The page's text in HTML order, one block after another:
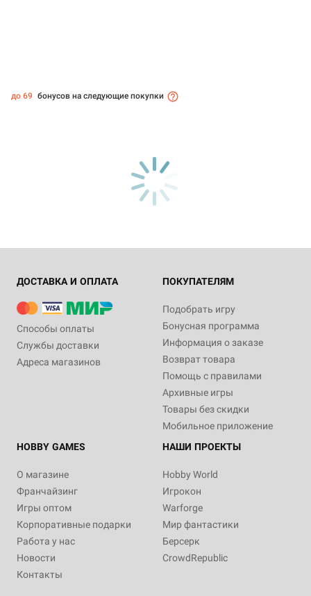
до 69 бонусов на следующие покупки
ДОСТАВКА И ОПЛАТА
Способы оплаты
Службы доставки
Адреса магазинов
ПОКУПАТЕЛЯМ
Подобрать игру
Бонусная программа
Информация о заказе
Возврат товара
Помощь с правилами
Архивные игры
Товары без скидки
Мобильное приложение
HOBBY GAMES
О магазине
Франчайзинг
Игры оптом
Корпоративные подарки
Работа у нас
Новости
Контакты
НАШИ ПРОЕКТЫ
Hobby World
Игрокон
Warforge
Мир фантастики
Берсерк
CrowdRepublic